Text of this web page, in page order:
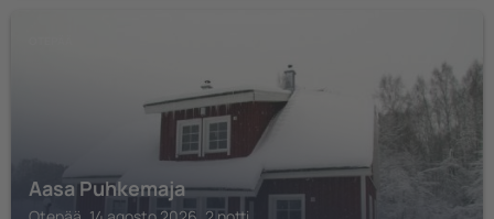
Aasa Puhkemaja